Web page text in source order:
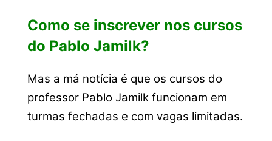
Como se inscrever nos cursos
do Pablo Jamilk?
Mas a má notícia é que os cursos do
professor Pablo Jamilk funcionam em
turmas fechadas e com vagas limitadas.